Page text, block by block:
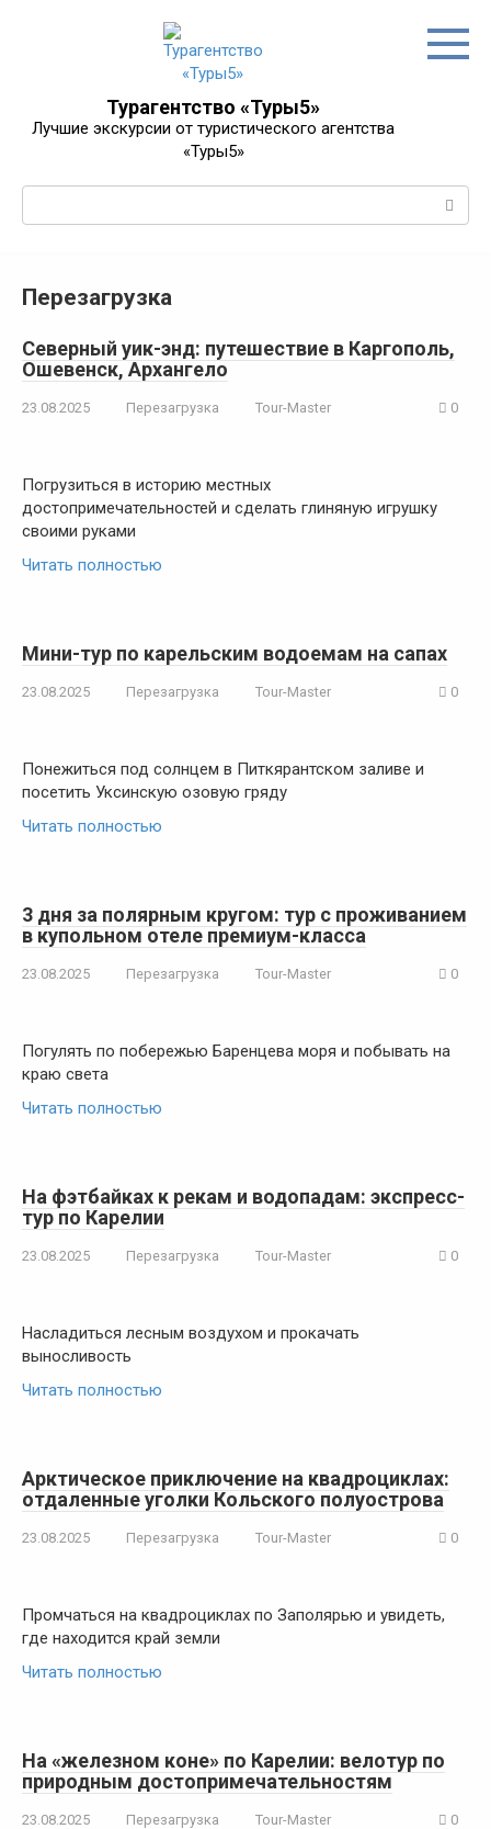
Турагентство «Туры5»
Лучшие экскурсии от туристического агентства
«Туры5»
Перезагрузка
Северный уик-энд: путешествие в Каргополь,
Ошевенск, Архангело
23.08.2025 Перезагрузка Tour-Master 0
Погрузиться в историю местных
достопримечательностей и сделать глиняную игрушку
своими руками
Читать полностью
Мини-тур по карельским водоемам на сапах
23.08.2025 Перезагрузка Tour-Master 0
Понежиться под солнцем в Питкярантском заливе и
посетить Уксинскую озовую гряду
Читать полностью
3 дня за полярным кругом: тур с проживанием
в купольном отеле премиум-класса
23.08.2025 Перезагрузка Tour-Master 0
Погулять по побережью Баренцева моря и побывать на
краю света
Читать полностью
На фэтбайках к рекам и водопадам: экспресс-
тур по Карелии
23.08.2025 Перезагрузка Tour-Master 0
Насладиться лесным воздухом и прокачать
выносливость
Читать полностью
Арктическое приключение на квадроциклах:
отдаленные уголки Кольского полуострова
23.08.2025 Перезагрузка Tour-Master 0
Промчаться на квадроциклах по Заполярью и увидеть,
где находится край земли
Читать полностью
На «железном коне» по Карелии: велотур по
природным достопримечательностям
23.08.2025 Перезагрузка Tour-Master 0